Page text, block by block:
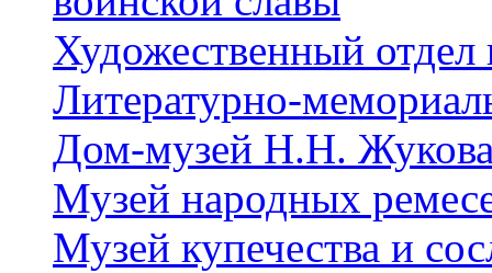
Художественный отдел
Литературно-
Дом-музей Н.Н.
Музей народных
Музей купечества и